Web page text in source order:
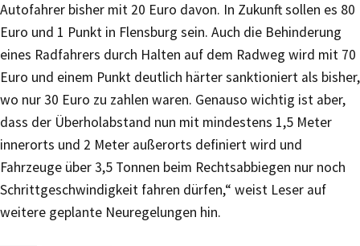
Autofahrer bisher mit 20 Euro davon. In Zukunft sollen es 80
Euro und 1 Punkt in Flensburg sein. Auch die Behinderung
eines Radfahrers durch Halten auf dem Radweg wird mit 70
Euro und einem Punkt deutlich härter sanktioniert als bisher,
wo nur 30 Euro zu zahlen waren. Genauso wichtig ist aber,
dass der Überholabstand nun mit mindestens 1,5 Meter
innerorts und 2 Meter außerorts definiert wird und
Fahrzeuge über 3,5 Tonnen beim Rechtsabbiegen nur noch
Schrittgeschwindigkeit fahren dürfen,“ weist Leser auf
weitere geplante Neuregelungen hin.